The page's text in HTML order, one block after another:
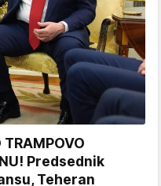
TRAMPOVO
Predsednik
Teheran